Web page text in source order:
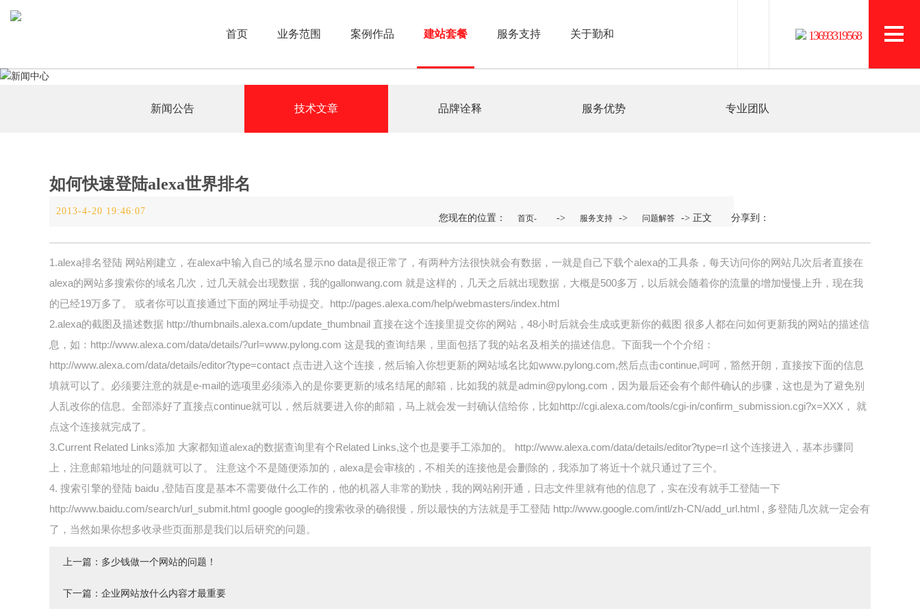
首页 业务范围 案例作品 建站套餐 服务支持 关于勤和 13693319568
新闻公告 技术文章 品牌诠释 服务优势 专业团队
如何快速登陆alexa世界排名
2013-4-20 19:46:07
您现在的位置： 首页- -> 服务支持 -> 问题解答 -> 正文 分享到：
1.alexa排名登陆 网站刚建立，在alexa中输入自己的域名显示no data是很正常了，有两种方法很快就会有数据，一就是自己下载个alexa的工具条，每天访问你的网站几次后者直接在
alexa的网站多搜索你的域名几次，过几天就会出现数据，我的gallonwang.com 就是这样的，几天之后就出现数据，大概是500多万，以后就会随着你的流量的增加慢慢上升，现在我
的已经19万多了。 或者你可以直接通过下面的网址手动提交。http://pages.alexa.com/help/webmasters/index.html
2.alexa的截图及描述数据 http://thumbnails.alexa.com/update_thumbnail 直接在这个连接里提交你的网站，48小时后就会生成或更新你的截图 很多人都在问如何更新我的网站的描述信
息，如：http://www.alexa.com/data/details/?url=www.pylong.com 这是我的查询结果，里面包括了我的站名及相关的描述信息。下面我一个个介绍：
http://www.alexa.com/data/details/editor?type=contact 点击进入这个连接，然后输入你想更新的网站域名比如www.pylong.com,然后点击continue,呵呵，豁然开朗，直接按下面的信息
填就可以了。必须要注意的就是e-mail的选项里必须添入的是你要更新的域名结尾的邮箱，比如我的就是admin@pylong.com，因为最后还会有个邮件确认的步骤，这也是为了避免别
人乱改你的信息。全部添好了直接点continue就可以，然后就要进入你的邮箱，马上就会发一封确认信给你，比如http://cgi.alexa.com/tools/cgi-in/confirm_submission.cgi?x=XXX， 就
点这个连接就完成了。
3.Current Related Links添加 大家都知道alexa的数据查询里有个Related Links,这个也是要手工添加的。 http://www.alexa.com/data/details/editor?type=rl 这个连接进入，基本步骤同
上，注意邮箱地址的问题就可以了。 注意这个不是随便添加的，alexa是会审核的，不相关的连接他是会删除的，我添加了将近十个就只通过了三个。
4. 搜索引擎的登陆 baidu ,登陆百度是基本不需要做什么工作的，他的机器人非常的勤快，我的网站刚开通，日志文件里就有他的信息了，实在没有就手工登陆一下
http://www.baidu.com/search/url_submit.html google google的搜索收录的确很慢，所以最快的方法就是手工登陆 http://www.google.com/intl/zh-CN/add_url.html , 多登陆几次就一定会有
了，当然如果你想多收录些页面那是我们以后研究的问题。
上一篇： 多少钱做一个网站的问题！
下一篇： 企业网站放什么内容才最重要